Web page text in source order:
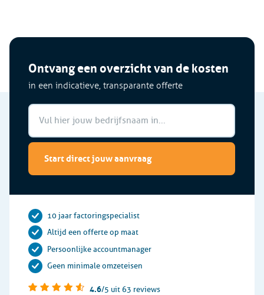
Ontvang een overzicht van de kosten
in een indicatieve, transparante offerte
Start direct jouw aanvraag
10 jaar factoringspecialist
Altijd een offerte op maat
Persoonlijke accountmanager
Geen minimale omzeteisen
4.6/5 uit 63 reviews